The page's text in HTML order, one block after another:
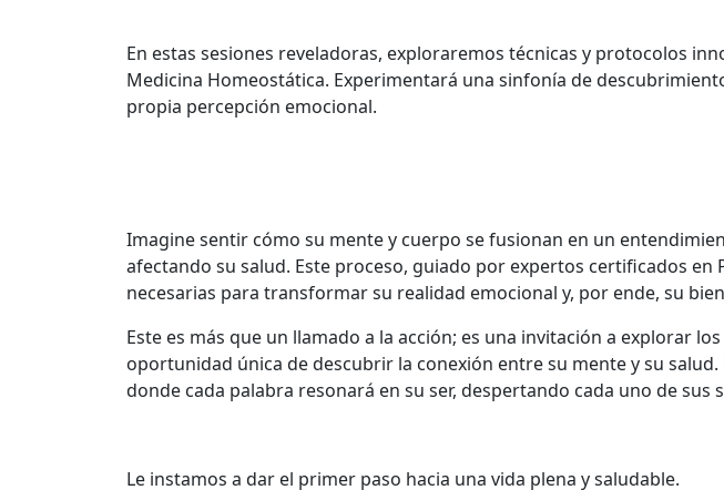
En estas sesiones reveladoras, exploraremos técnicas y protocolos
Medicina Homeostática. Experimentará una sinfonía de
propia percepción emocional.
Imagine sentir cómo su mente y cuerpo se fusionan en un
afectando su salud. Este proceso, guiado por expertos certificados
necesarias para transformar su realidad emocional y, por ende, su
Este es más que un llamado a la acción; es una invitación a explorar
oportunidad única de descubrir la conexión entre su mente y su
donde cada palabra resonará en su ser, despertando cada uno de
Le instamos a dar el primer paso hacia una vida plena y saludable.